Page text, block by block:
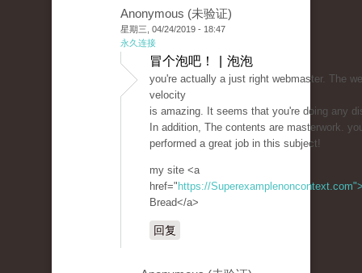
Anonymous (未验证)
星期三, 04/24/2019 - 18:47
永久连接
冒个泡吧！ | 泡泡
you're actually a just right webmaster. The
velocity
is amazing. It seems that you're doing any
In addition, The contents are masterwork.
performed a great job in this subject!
my site <a
href=" https://
Bread</a>
回复